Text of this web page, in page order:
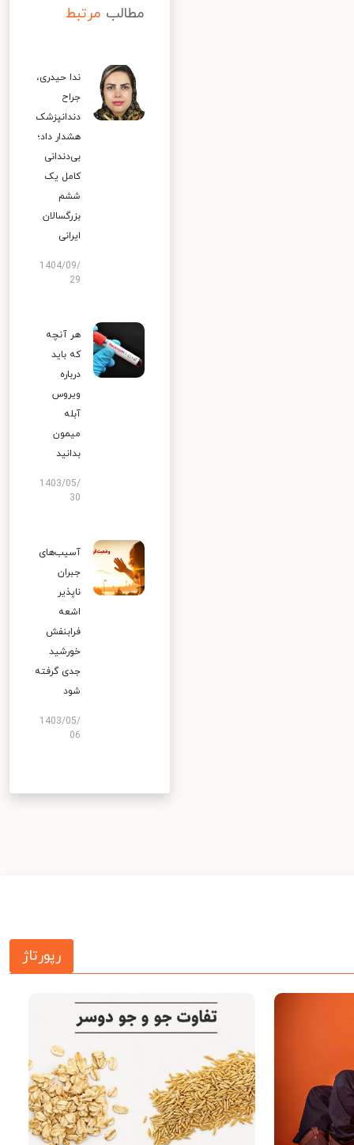
مطالب مرتبط
ندا حیدری،
جراح
دندانپزشک
هشدار داد؛
بی‌دندانی
کامل یک
ششم
بزرگسالان
ایرانی
1404/09/
29
هر آنچه
که باید
درباره
ویروس
آبله
میمون
بدانید
1403/05/
30
آسیب‌های
جبران
ناپذیر
اشعه
فرابنفش
خورشید
جدی گرفته
شود
1403/05/
06
رپورتاژ